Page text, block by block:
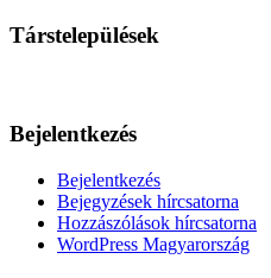
Társtelepülések
Bejelentkezés
Bejelentkezés
Bejegyzések hírcsatorna
Hozzászólások hírcsatorna
WordPress Magyarország